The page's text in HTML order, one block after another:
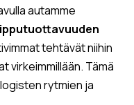
autamme
tehtävät niihin
virkeimmillään. Tämä
rytmien ja